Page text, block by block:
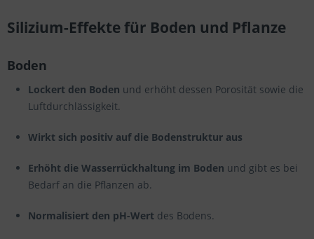
Silizium-Effekte für Boden und Pflanze
Boden
Lockert den Boden und erhöht dessen Porosität sowie die
Luftdurchlässigkeit.
Wirkt sich positiv auf die Bodenstruktur aus
Erhöht die Wasserrückhaltung im Boden und gibt es bei
Bedarf an die Pflanzen ab.
Normalisiert den pH-Wert des Bodens.